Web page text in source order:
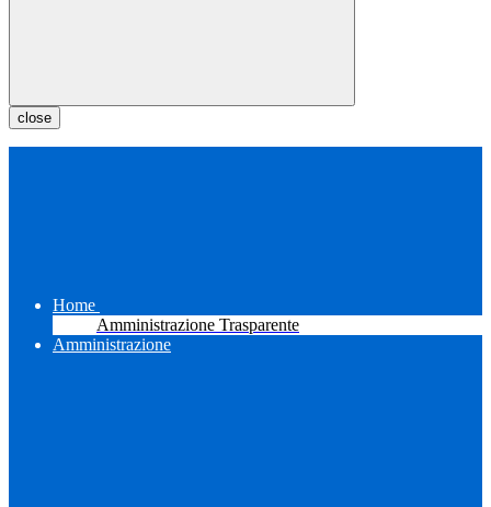
close
Home
Amministrazione Trasparente
Amministrazione